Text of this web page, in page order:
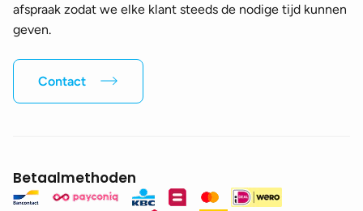
afspraak zodat we elke klant steeds de nodige tijd kunnen
geven.
Contact
Betaalmethoden